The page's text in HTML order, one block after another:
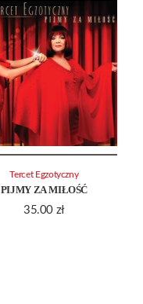
PIJMY ZA MIŁOŚĆ
35.00 zł
Tercet Egzotyczny